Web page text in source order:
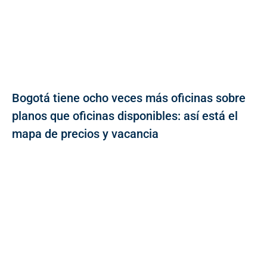
Bogotá tiene ocho veces más oficinas sobre
planos que oficinas disponibles: así está el
mapa de precios y vacancia